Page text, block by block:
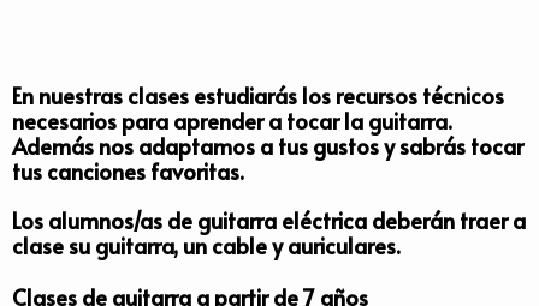
En nuestras clases estudiarás los recursos técnicos
necesarios para aprender a tocar la guitarra.
Además nos adaptamos a tus gustos y sabrás tocar
tus canciones favoritas.
Los alumnos/as de guitarra eléctrica deberán traer a
clase su guitarra, un cable y auriculares.
Clases de guitarra a partir de 7 años